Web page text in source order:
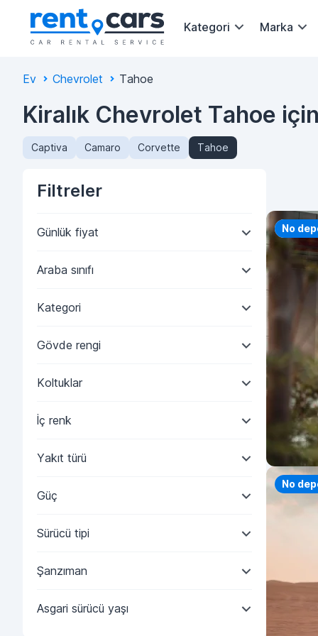
Kategori Marka
Ev Chevrolet Tahoe
Kiralık Chevrolet Tahoe
Captiva Camaro Corvette Tahoe
Filtreler
Günlük fiyat
Araba sınıfı
Kategori
Gövde rengi
Koltuklar
İç renk
Yakıt türü
Güç
Sürücü tipi
Şanzıman
Asgari sürücü yaşı
No
No